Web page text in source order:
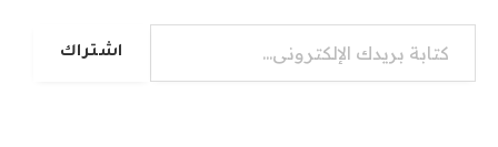
كتابة بريدك الإلكتروني...
اشتراك